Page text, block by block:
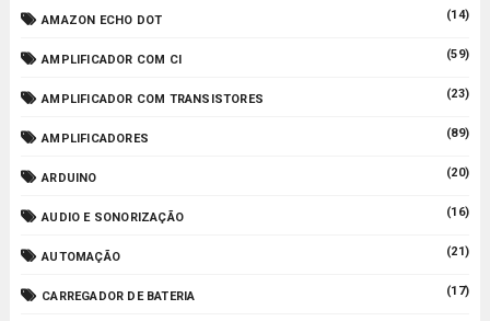
AMAZON ECHO DOT (14)
AMPLIFICADOR COM CI (59)
AMPLIFICADOR COM TRANSISTORES (23)
AMPLIFICADORES (89)
ARDUINO (20)
AUDIO E SONORIZAÇÃO (16)
AUTOMAÇÃO (21)
CARREGADOR DE BATERIA (17)